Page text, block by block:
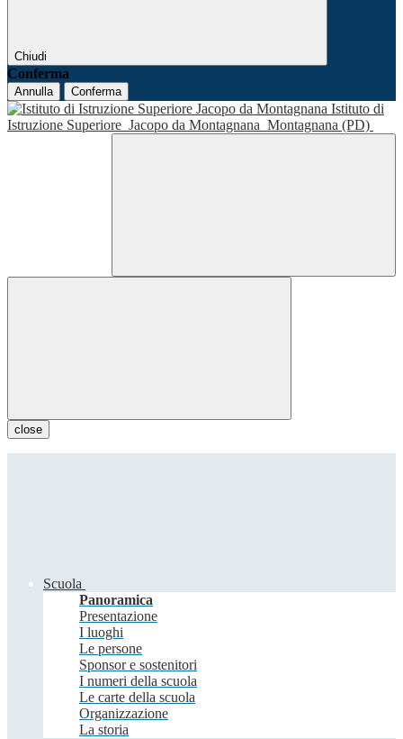
Chiudi
Conferma
Annulla Conferma
Istituto di
Istruzione Superiore Jacopo da Montagnana Montagnana (PD)
close
Scuola
Panoramica
Presentazione
I luoghi
Le persone
Sponsor e sostenitori
I numeri della scuola
Le carte della scuola
Organizzazione
La storia